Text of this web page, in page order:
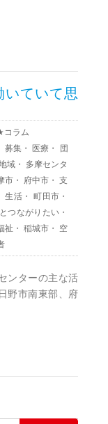
いていて思
コラム
募集 ・ 医療 ・
団
域 ・ 多摩センタ
市 ・ 府中市 ・支
生活 ・町田市 ・
つながりたい ・
祉 ・稲城市 ・ 空
ンターの主な活
野市南東部、府